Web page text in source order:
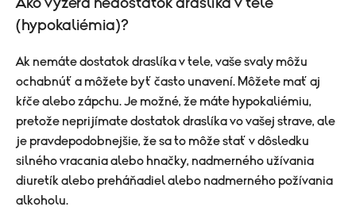
Ako vyzerá nedostatok draslíka v tele
(hypokaliémia)?
Ak nemáte dostatok draslíka v tele, vaše svaly môžu
ochabnúť a môžete byť často unavení. Môžete mať aj
kŕče alebo zápchu. Je možné, že máte hypokaliémiu,
pretože neprijímate dostatok draslíka vo vašej strave, ale
je pravdepodobnejšie, že sa to môže stať v dôsledku
silného vracania alebo hnačky, nadmerného užívania
diuretík alebo preháňadiel alebo nadmerného požívania
alkoholu.